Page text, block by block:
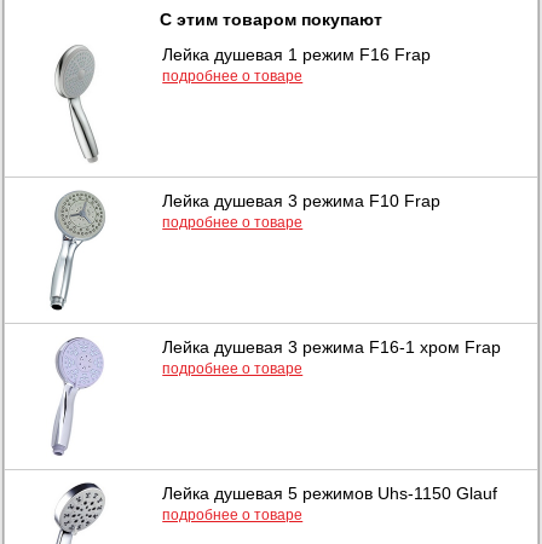
С этим товаром покупают
Лейка душевая 1 режим F16 Frap
подробнее о товаре
Лейка душевая 3 режима F10 Frap
подробнее о товаре
Лейка душевая 3 режима F16-1 хром Frap
подробнее о товаре
Лейка душевая 5 режимов Uhs-1150 Glauf
подробнее о товаре